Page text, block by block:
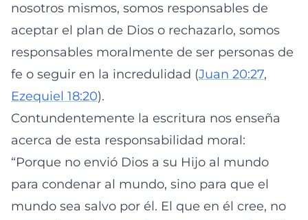
nosotros mismos, somos responsables de
aceptar el plan de Dios o rechazarlo, somos
responsables moralmente de ser personas de
fe o seguir en la incredulidad (Juan 20:27,
Ezequiel 18:20).
Contundentemente la escritura nos enseña
acerca de esta responsabilidad moral:
“Porque no envió Dios a su Hijo al mundo
para condenar al mundo, sino para que el
mundo sea salvo por él. El que en él cree, no